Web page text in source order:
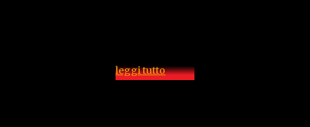
leggi tutto